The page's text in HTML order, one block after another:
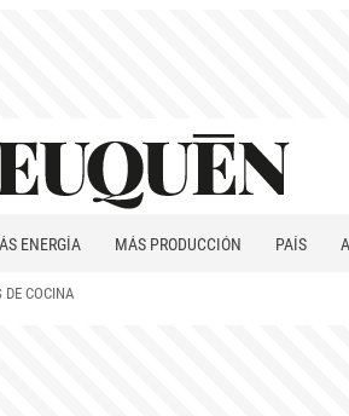
ENERGÍA MÁS PRODUCCIÓN PAÍS
DE COCINA